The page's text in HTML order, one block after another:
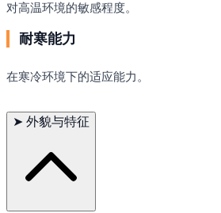
对高温环境的敏感程度。
耐寒能力
在寒冷环境下的适应能力。
➤ 外貌与特征